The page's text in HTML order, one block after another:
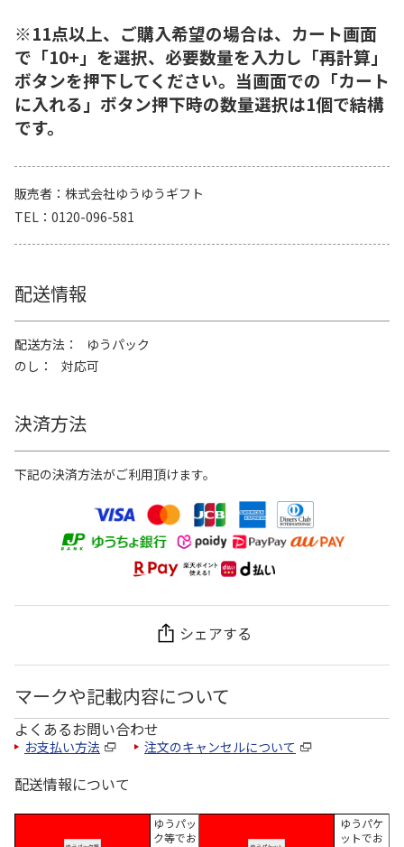
※11点以上、ご購入希望の場合は、カート画面
で「10+」を選択、必要数量を入力し「再計算」
ボタンを押下してください。当画面での「カート
に入れる」ボタン押下時の数量選択は1個で結構
です。
販売者
株式会社ゆうゆうギフト
TEL
0120-096-581
配送情報
配送方法
ゆうパック
のし
対応可
決済方法
下記の決済方法がご利用頂けます。
シェアする
マークや記載内容について
よくあるお問い合わせ
お支払い方法 注文のキャンセルについて
配送情報について
ゆうパッ
ク等でお
ゆうパケ
ットでお